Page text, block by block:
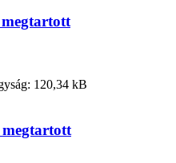
120,34 kB
megtartott